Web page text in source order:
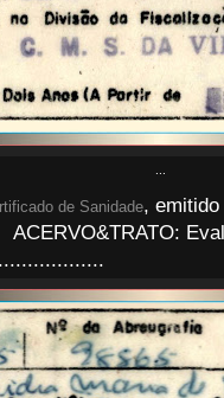
de Sanidade,
ACERVO&TRATO: